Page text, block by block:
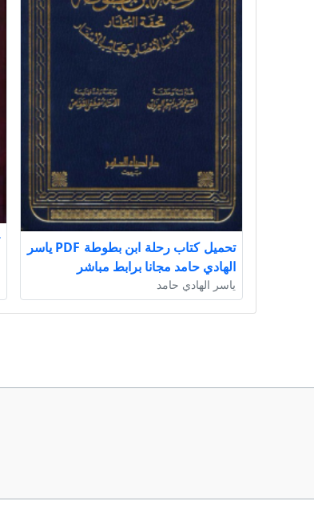
تحميل كتاب رحلة ابن بطوطة PDF ياسر
الهادي حامد مجانا برابط مباشر
ياسر الهادي حامد